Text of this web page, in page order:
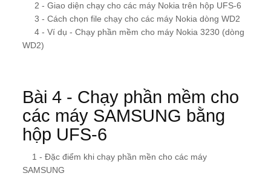
2 - Giao diện chạy cho các máy Nokia trên hộp UFS-6
3 - Cách chọn file chạy cho các máy Nokia dòng WD2
4 - Ví dụ - Chạy phần mềm cho máy Nokia 3230 (dòng
WD2)
Bài 4 - Chạy phần mềm cho
các máy SAMSUNG bằng
hộp UFS-6
1 - Đặc điểm khi chạy phần mền cho các máy
SAMSUNG